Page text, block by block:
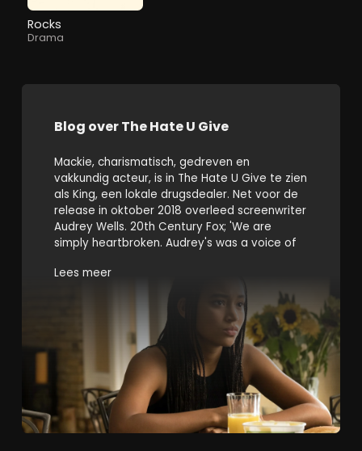
Rocks
Drama
Blog over The Hate U Give
Mackie, charismatisch, gedreven en
vakkundig acteur, is in The Hate U Give te zien
als King, een lokale drugsdealer. Net voor de
release in oktober 2018 overleed screenwriter
Audrey Wells. 20th Century Fox; 'We are
simply heartbroken. Audrey's was a voice of
will live on through the strong, determined
Welk verhaal vertelt The Hate U Give? Een
van levensovertuiging, dilemma's en passie.
Goede regie door George Tillman Jr..
Fantastisch acteerwerk, met als topper
Amanda Stenberg. Stenberg had haar
doorbraak met Rue in The Hunger Games.
Sindsdien is zij te zien in allerlei mooie rollen.
Lees meer